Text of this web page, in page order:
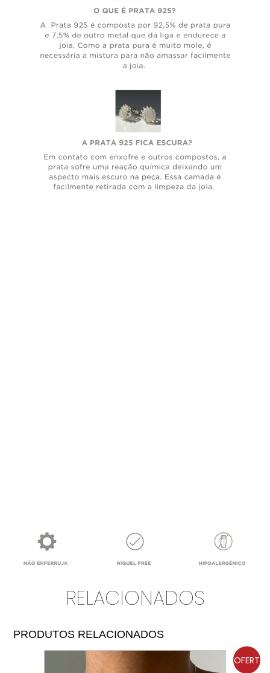
RELACIONADOS
PRODUTOS RELACIONADOS
OFERT